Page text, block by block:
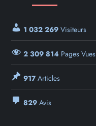
1 032 269 Visiteurs
2 309 814 Pages Vues
917Articles
829 Avis